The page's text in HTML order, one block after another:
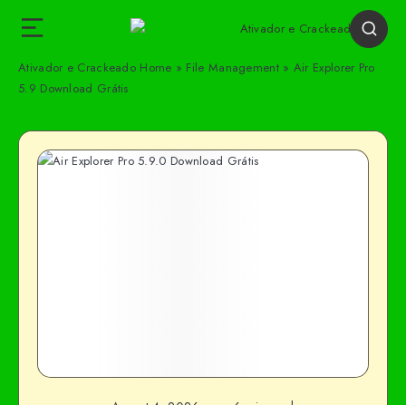
Ativador e Crackeado Home » File Management» Air Explorer Pro
5.9 Download Grátis